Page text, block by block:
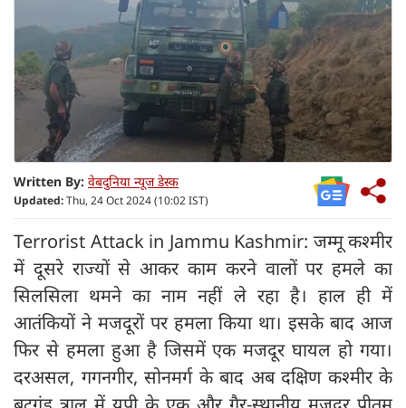
Written By: वेबदुनिया न्यूज डेस्क
Updated:Thu, 24 Oct 2024 (10:02 IST)
Terrorist Attack in Jammu Kashmir: जम्मू कश्मीर
में दूसरे राज्यों से आकर काम करने वालों पर हमले का
सिलसिला थमने का नाम नहीं ले रहा है। हाल ही में
आतंकियों ने मजदूरों पर हमला किया था। इसके बाद आज
फिर से हमला हुआ है जिसमें एक मजदूर घायल हो गया।
दरअसल, गगनगीर, सोनमर्ग के बाद अब दक्षिण कश्मीर के